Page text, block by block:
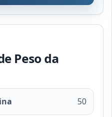
Peso da
50